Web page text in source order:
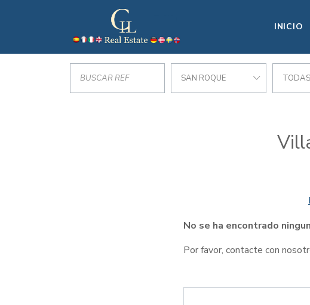
INICIO
SAN ROQUE
No se ha encontrado
Por favor, contacte con